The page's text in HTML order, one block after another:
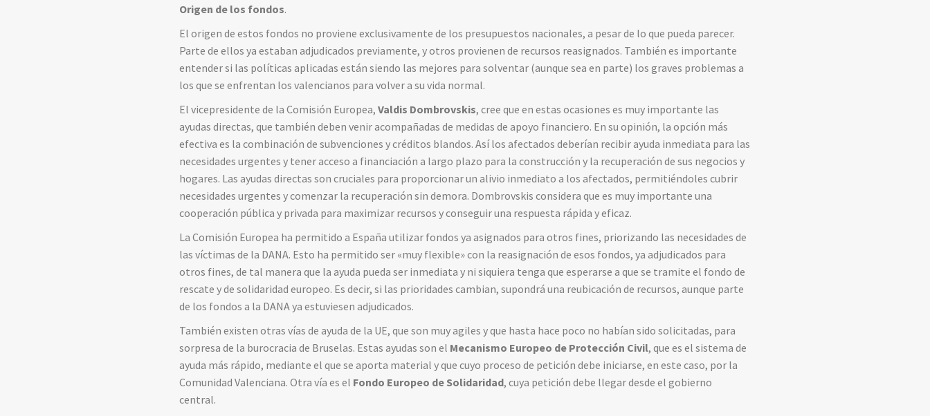
Origen de los fondos.
El origen de estos fondos no proviene exclusivamente de los presupuestos nacionales, a pesar de lo que pueda parecer.
Parte de ellos ya estaban adjudicados previamente, y otros provienen de recursos reasignados. También es importante
entender si las políticas aplicadas están siendo las mejores para solventar (aunque sea en parte) los graves problemas a
los que se enfrentan los valencianos para volver a su vida normal.
El vicepresidente de la Comisión Europea,Valdis Dombrovskis, cree que en estas ocasiones es muy importante las
ayudas directas, que también deben venir acompañadas de medidas de apoyo financiero. En su opinión, la opción más
efectiva es la combinación de subvenciones y créditos blandos. Así los afectados deberían recibir ayuda inmediata para las
necesidades urgentes y tener acceso a financiación a largo plazo para la construcción y la recuperación de sus negocios y
hogares. Las ayudas directas son cruciales para proporcionar un alivio inmediato a los afectados, permitiéndoles cubrir
necesidades urgentes y comenzar la recuperación sin demora. Dombrovskis considera que es muy importante una
cooperación pública y privada para maximizar recursos y conseguir una respuesta rápida y eficaz.
La Comisión Europea ha permitido a España utilizar fondos ya asignados para otros fines, priorizando las necesidades de
las víctimas de la DANA. Esto ha permitido ser «muy flexible» con la reasignación de esos fondos, ya adjudicados para
otros fines, de tal manera que la ayuda pueda ser inmediata y ni siquiera tenga que esperarse a que se tramite el fondo de
rescate y de solidaridad europeo. Es decir, si las prioridades cambian, supondrá una reubicación de recursos, aunque parte
de los fondos a la DANA ya estuviesen adjudicados.
También existen otras vías de ayuda de la UE, que son muy agiles y que hasta hace poco no habían sido solicitadas, para
sorpresa de la burocracia de Bruselas. Estas ayudas son el Mecanismo Europeo de Protección Civil, que es el sistema de
ayuda más rápido, mediante el que se aporta material y que cuyo proceso de petición debe iniciarse, en este caso, por la
Comunidad Valenciana. Otra vía es el Fondo Europeo de Solidaridad, cuya petición debe llegar desde el gobierno
central.